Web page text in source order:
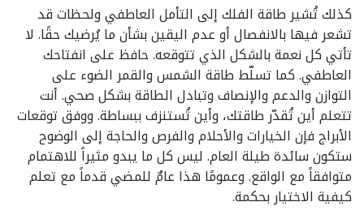
كذلك تُشير طاقة الفلك إلى التأمل العاطفي ولحظات قد
تشعر فيها بالانفصال أو عدم اليقين بشأن ما يُرضيك حقًا. لا
تأتي كل نعمة بالشكل الذي تتوقعه. حافظ على انفتاحك
العاطفي. كما تسلّط طاقة الشمس والقمر الضوء على
التوازن والدعم والإنصاف وتبادل الطاقة بشكل صحي. أنت
تتعلم أين تُقدّر طاقتك، وأين تُستنزف ببساطة. ووفق توقعات
الأبراج فإن الخيارات والأحلام والفرص والحاجة إلى الوضوح
ستكون سائدة طيلة العام. ليس كل ما يبدو مثيراً للاهتمام
متوافقاً مع الواقع. وعمومًا هذا عامٌ للمضي قدماً مع تعلم
كيفية الاختيار بحكمة.